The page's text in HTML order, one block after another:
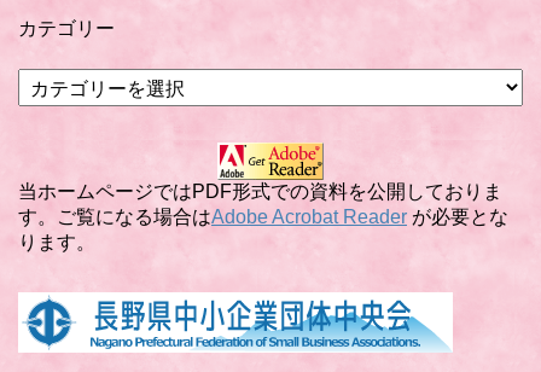
カテゴリー
テ
ー
当ホームページではPDF形式での資料を公開しておりま
す。ご覧になる場合はAdobe Acrobat Reader が必要とな
ります。